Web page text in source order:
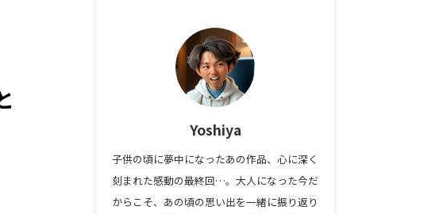
Yoshiya
子供の頃に夢中になったあの作品、心に深く
刻まれた感動の最終回…。大人になった今だ
からこそ、あの頃の思い出を一緒に振り返り